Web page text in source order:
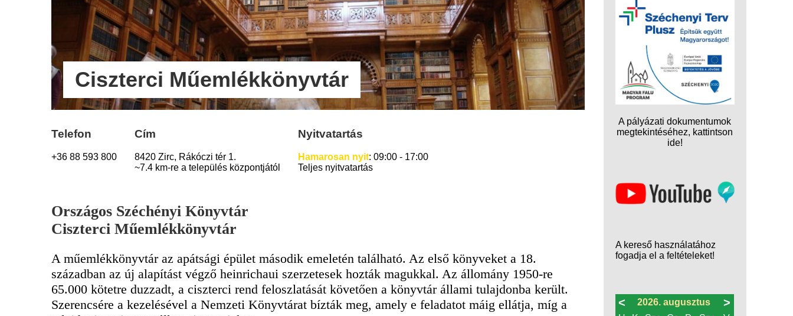
Ciszterci Műemlékkönyvtár
Telefon
+36 88 593 800
Cím
8420 Zirc, Rákóczi tér 1.
~7.4 km-re a település központjától
Nyitvatartás
Hamarosan nyit: 09:00 - 17:00
Teljes nyitvatartás
Országos Széchényi Könyvtár
Ciszterci Műemlékkönyvtár
A műemlékkönyvtár az apátsági épület második emeletén található. Az első könyveket a 18.
században az új alapítást végző heinrichaui szerzetesek hozták magukkal. Az állomány 1950-re
65.000 kötetre duzzadt, a ciszterci rend feloszlatását követően a könyvtár állami tulajdonba került.
Szerencsére a kezelésével a Nemzeti Könyvtárat bízták meg, amely e feladatot máig ellátja, míg a
A pályázati dokumentumok
megtekintéséhez, kattintson
ide!
A kereső használatához
fogadja el a feltételeket!
< 2026. augusztus >